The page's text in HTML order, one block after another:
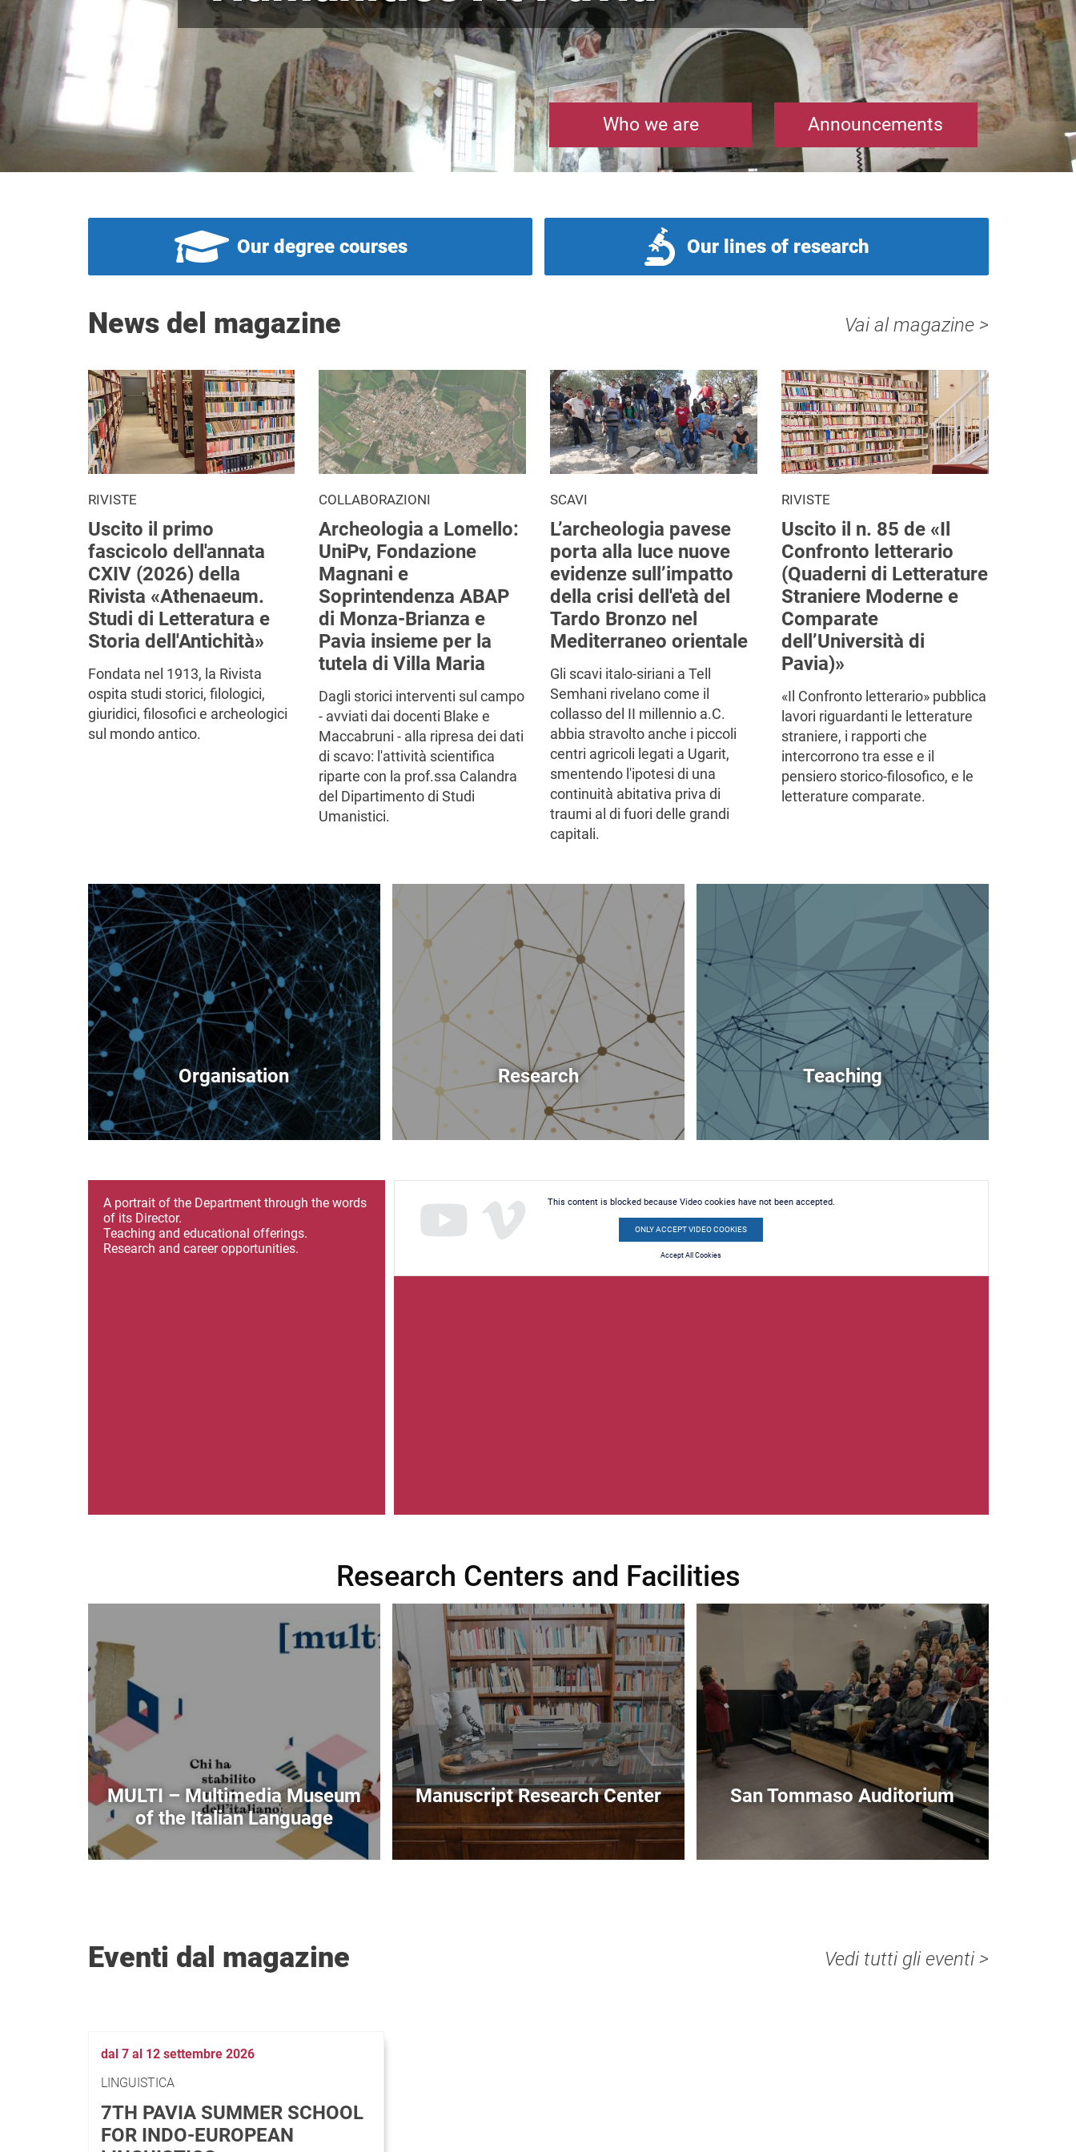
Who we are Announcements
Our degree courses Our lines of research
Vai al magazine >
News del magazine
RIVISTE
Uscito il primo
fascicolo dell'annata
CXIV (2026) della
Rivista «Athenaeum.
Studi di Letteratura e
Storia dell'Antichità»
Fondata nel 1913, la Rivista
ospita studi storici, filologici,
giuridici, filosofici e archeologici
sul mondo antico.
COLLABORAZIONI
Archeologia a Lomello:
UniPv, Fondazione
Magnani e
Soprintendenza ABAP
di Monza-Brianza e
Pavia insieme per la
tutela di Villa Maria
Dagli storici interventi sul campo
- avviati dai docenti Blake e
Maccabruni - alla ripresa dei dati
di scavo: l'attività scientifica
riparte con la prof.ssa Calandra
del Dipartimento di Studi
Umanistici.
SCAVI
L’archeologia pavese
porta alla luce nuove
evidenze sull’impatto
della crisi dell'età del
Tardo Bronzo nel
Mediterraneo orientale
Gli scavi italo-siriani a Tell
Semhani rivelano come il
collasso del II millennio a.C.
abbia stravolto anche i piccoli
centri agricoli legati a Ugarit,
smentendo l'ipotesi di una
continuità abitativa priva di
traumi al di fuori delle grandi
capitali.
RIVISTE
Uscito il n. 85 de «Il
Confronto letterario
(Quaderni di Letterature
Straniere Moderne e
Comparate
dell’Università di
Pavia)»
«Il Confronto letterario» pubblica
lavori riguardanti le letterature
straniere, i rapporti che
intercorrono tra esse e il
pensiero storico-filosofico, e le
letterature comparate.
Image
Organisation Research
Image
Teaching
A portrait of the Department through the words
of its Director.
Teaching and educational offerings.
Research and career opportunities.
This content is blocked because Video cookies have not been accepted.
ONLY ACCEPT VIDEO COOKIES
Accept All Cookies
Research Centers and Facilities
MULTI – Multimedia Museum
of the Italian Language
Image
Manuscript Research Center
Image
San Tommaso Auditorium
Vedi tutti gli eventi >
Eventi dal magazine
dal 7 al 12 settembre 2026
LINGUISTICA
7TH PAVIA SUMMER SCHOOL
FOR INDO-EUROPEAN